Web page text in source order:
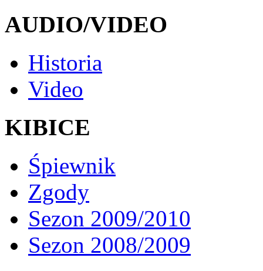
AUDIO/VIDEO
Historia
Video
KIBICE
Śpiewnik
Zgody
Sezon 2009/2010
Sezon 2008/2009